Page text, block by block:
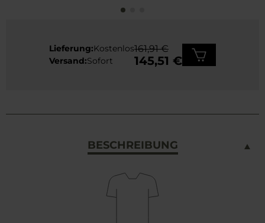
Lieferung:Kostenlos
Versand:Sofort
161,91 €
145,51 €
BESCHREIBUNG